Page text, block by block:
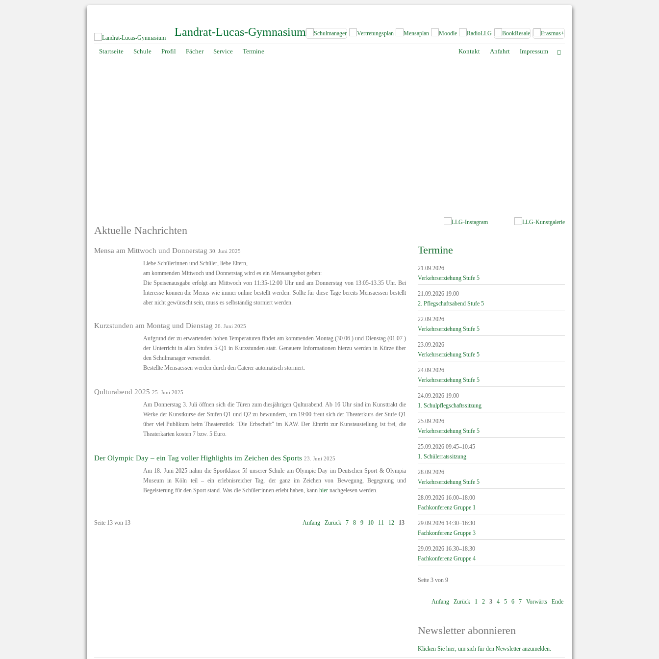
Landrat-Lucas-Gymnasium
Navigation
Startseite Schule Profil Fächer Service Termine Impressum
Anfahrt
Kontakt
Aktuelle Nachrichten
Mensa am Mittwoch und Donnerstag 30. Juni 2025
Liebe Schülerinnen und Schüler, liebe Eltern,
am kommenden Mittwoch und Donnerstag wird es ein Mensaangebot geben:
Die Speisenausgabe erfolgt am Mittwoch von 11:35-12:00 Uhr und am Donnerstag von 13:05-13.35 Uhr. Bei
Interesse können die Menüs wie immer online bestellt werden. Sollte für diese Tage bereits Mensaessen bestellt
aber nicht gewünscht sein, muss es selbständig storniert werden.
Kurzstunden am Montag und Dienstag 26. Juni 2025
Aufgrund der zu erwartenden hohen Temperaturen findet am kommenden Montag (30.06.) und Dienstag (01.07.)
der Unterricht in allen Stufen 5-Q1 in Kurzstunden statt. Genauere Informationen hierzu werden in Kürze über
den Schulmanager versendet.
Bestellte Mensaessen werden durch den Caterer automatisch storniert.
Qulturabend 2025 25. Juni 2025
Am Donnerstag 3. Juli öffnen sich die Türen zum diesjährigen Qulturabend. Ab 16 Uhr sind im Kunsttrakt die
Werke der Kunstkurse der Stufen Q1 und Q2 zu bewundern, um 19:00 freut sich der Theaterkurs der Stufe Q1
über viel Publikum beim Theaterstück "Die Erbschaft" im KAW. Der Eintritt zur Kunstaustellung ist frei, die
Theaterkarten kosten 7 bzw. 5 Euro.
Der Olympic Day – ein Tag voller Highlights im Zeichen des Sports 23. Juni 2025
Am 18. Juni 2025 nahm die Sportklasse 5f unserer Schule am Olympic Day im Deutschen Sport & Olympia
Museum in Köln teil – ein erlebnisreicher Tag, der ganz im Zeichen von Bewegung, Begegnung und
Begeisterung für den Sport stand. Was die Schüler:innen erlebt haben, kann hier nachgelesen werden.
Seite 13 von 13 Anfang Zurück 7 8 9 10 11 12 13
Termine
21.09.2026
Verkehrserziehung Stufe 5
21.09.2026 19:00
2. Pflegschaftsabend Stufe 5
22.09.2026
Verkehrserziehung Stufe 5
23.09.2026
Verkehrserziehung Stufe 5
24.09.2026
Verkehrserziehung Stufe 5
24.09.2026 19:00
1. Schulpflegschaftssitzung
25.09.2026
Verkehrserziehung Stufe 5
25.09.2026 09:45–10:45
1. Schülerratssitzung
28.09.2026
Verkehrserziehung Stufe 5
28.09.2026 16:00–18:00
Fachkonferenz Gruppe 1
29.09.2026 14:30–16:30
Fachkonferenz Gruppe 3
29.09.2026 16:30–18:30
Fachkonferenz Gruppe 4
Seite 3 von 9
Anfang Zurück 1 2 3 4 5 6 7 Vorwärts Ende
Newsletter abonnieren
Klicken Sie hier, um sich für den Newsletter anzumelden.